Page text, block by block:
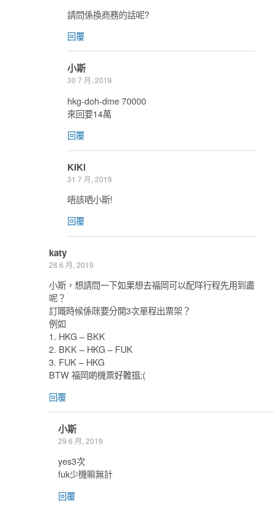
請問係換商務的話呢?
回覆
小斯
30 7 月, 2019
hkg-doh-dme 70000
來回要14萬
回覆
KiKi
31 7 月, 2019
唔該哂小斯!
回覆
katy
28 6 月, 2019
小斯，想請問一下如果想去福岡可以配咩行程先用到盡
呢？
訂嘅時候係咪要分開3次單程出票架？
例如
1. HKG – BKK
2. BKK – HKG – FUK
3. FUK – HKG
BTW 福岡啲機票好難搵;(
回覆
小斯
29 6 月, 2019
yes3次
fuk少機嘛無計
回覆